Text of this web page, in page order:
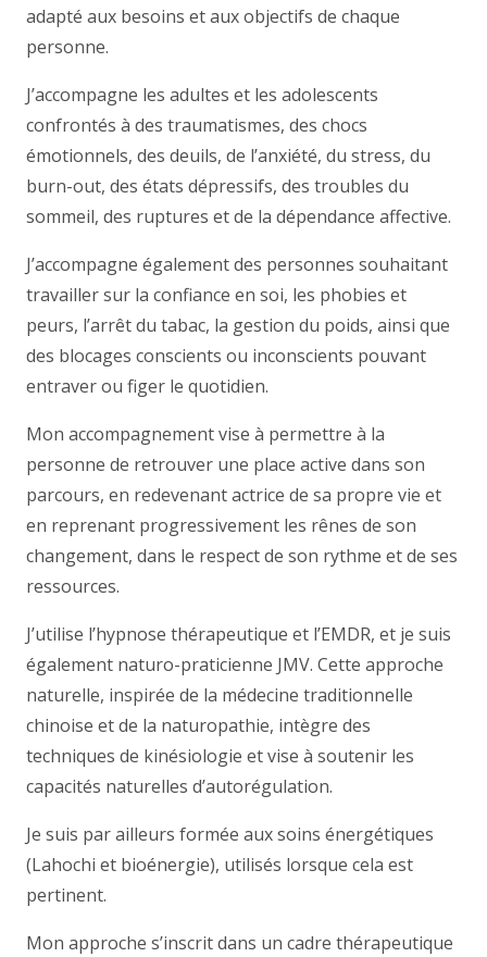
adapté aux besoins et aux objectifs de chaque
personne.
J’accompagne les adultes et les adolescents
confrontés à des traumatismes, des chocs
émotionnels, des deuils, de l’anxiété, du stress, du
burn-out, des états dépressifs, des troubles du
sommeil, des ruptures et de la dépendance affective.
J’accompagne également des personnes souhaitant
travailler sur la confiance en soi, les phobies et
peurs, l’arrêt du tabac, la gestion du poids, ainsi que
des blocages conscients ou inconscients pouvant
entraver ou figer le quotidien.
Mon accompagnement vise à permettre à la
personne de retrouver une place active dans son
parcours, en redevenant actrice de sa propre vie et
en reprenant progressivement les rênes de son
changement, dans le respect de son rythme et de ses
ressources.
J’utilise l’hypnose thérapeutique et l’EMDR, et je suis
également naturo-praticienne JMV. Cette approche
naturelle, inspirée de la médecine traditionnelle
chinoise et de la naturopathie, intègre des
techniques de kinésiologie et vise à soutenir les
capacités naturelles d’autorégulation.
Je suis par ailleurs formée aux soins énergétiques
(Lahochi et bioénergie), utilisés lorsque cela est
pertinent.
Mon approche s’inscrit dans un cadre thérapeutique